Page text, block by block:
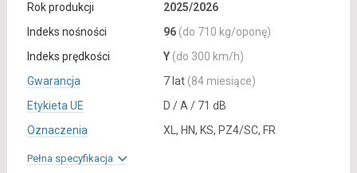
Rok produkcji
2025/2026
Indeks nośności
96 (do 710 kg/oponę)
Indeks prędkości
Y (do 300 km/h)
Gwarancja
7 lat (84 miesiące)
Etykieta UE
D / A / 71 dB
Oznaczenia
XL, HN, KS, PZ4/SC, FR
Pełna specyfikacja